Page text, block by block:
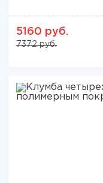
5160 руб.
7372 руб.